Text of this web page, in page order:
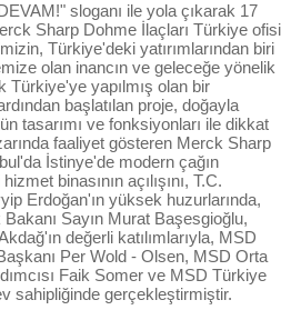
sloganı ile yola çıkarak 17
Sharp Dohme İlaçları Türkiye ofisi
Türkiye'deki yatırımlarından biri
olan inancın ve geleceğe yönelik
Türkiye'ye yapılmış olan bir
başlatılan proje, doğayla
tasarımı ve fonksiyonları ile dikkat
faaliyet gösteren Merck Sharp
İstinye'de modern çağın
binasının açılışını, T.C.
Erdoğan'ın yüksek huzurlarında,
Sayın Murat Başesgioğlu,
değerli katılımlarıyla, MSD
Per Wold - Olsen, MSD Orta
Faik Somer ve MSD Türkiye
sahipliğinde gerçekleştirmiştir.